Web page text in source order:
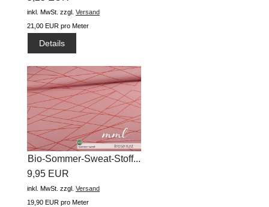
inkl. MwSt. zzgl. Versand
21,00 EUR pro Meter
Details
Bio-Sommer-Sweat-Stoff...
9,95 EUR
inkl. MwSt. zzgl. Versand
19,90 EUR pro Meter